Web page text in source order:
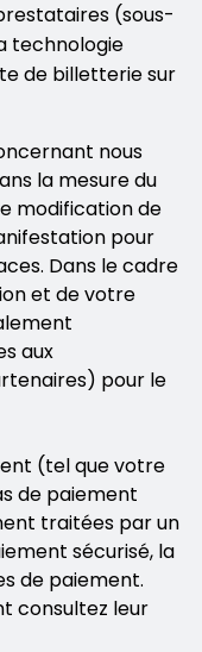
(sous-
technologie
de billetterie sur
nous
la mesure du
modification de
pour
Dans le cadre
et de votre
aux
pour le
(tel que votre
de paiement
traitées par un
sécurisé, la
de paiement.
consultez leur